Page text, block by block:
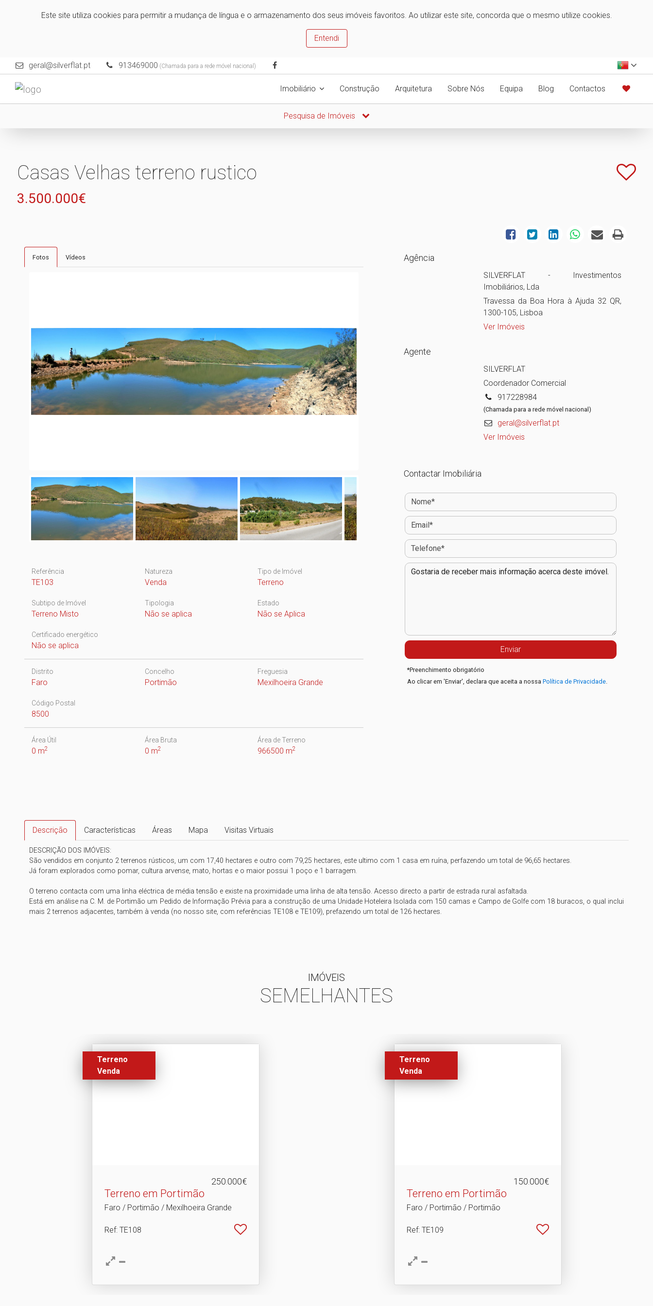
Este site utiliza cookies para permitir a mudança de língua e o armazenamento dos seus imóveis favoritos. Ao utilizar este site, concorda que o mesmo utilize cookies.
Entendi
geral@silverflat.pt 913469000 (Chamada para a rede móvel nacional)
Imobiliário Construção Arquitetura Sobre Nós Equipa Blog Contactos
Pesquisa de Imóveis
Casas Velhas terreno rustico
3.500.000€
Fotos Vídeos
Referência
TE103
Natureza
Venda
Tipo de Imóvel
Terreno
Subtipo de Imóvel
Terreno Misto
Tipologia
Não se aplica
Estado
Não se Aplica
Certificado energético
Não se aplica
Distrito
Faro
Concelho
Portimão
Freguesia
Mexilhoeira Grande
Código Postal
8500
Área Útil
0 m2
Área Bruta
0 m2
Área de Terreno
966500 m2
Agência
SILVERFLAT - Investimentos
Imobiliários, Lda
Travessa da Boa Hora à Ajuda 32 QR,
1300-105, Lisboa
Ver Imóveis
Agente
SILVERFLAT
Coordenador Comercial
917228984
(Chamada para a rede móvel nacional)
geral@silverflat.pt
Ver Imóveis
Contactar Imobiliária
*Preenchimento obrigatório
Ao clicar em 'Enviar', declara que aceita a nossaPolítica de Privacidade.
Descrição Características Áreas Mapa Visitas Virtuais
DESCRIÇÃO DOS IMÓVEIS:
São vendidos em conjunto 2 terrenos rústicos, um com 17,40 hectares e outro com 79,25 hectares, este ultimo com 1 casa em ruína, perfazendo um total de 96,65 hectares.
Já foram explorados como pomar, cultura arvense, mato, hortas e o maior possui 1 poço e 1 barragem.
O terreno contacta com uma linha eléctrica de média tensão e existe na proximidade uma linha de alta tensão. Acesso directo a partir de estrada rural asfaltada.
Está em análise na C. M. de Portimão um Pedido de Informação Prévia para a construção de uma Unidade Hoteleira Isolada com 150 camas e Campo de Golfe com 18 buracos, o qual inclui
mais 2 terrenos adjacentes, também à venda (no nosso site, com referências TE108 e TE109), prefazendo um total de 126 hectares.
IMÓVEIS
SEMELHANTES
Terreno
Venda
250.000€
Terreno em Portimão
Faro / Portimão / Mexilhoeira Grande
Ref: TE108
Terreno
Venda
150.000€
Terreno em Portimão
Faro / Portimão / Portimão
Ref: TE109